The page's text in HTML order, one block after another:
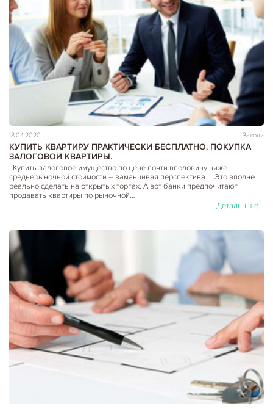
18.04.2020 Закони
КУПИТЬ КВАРТИРУ ПРАКТИЧЕСКИ БЕСПЛАТНО. ПОКУПКА
ЗАЛОГОВОЙ КВАРТИРЫ.
Купить залоговое имущество по цене почти вполовину ниже
среднерыночной стоимости – заманчивая перспектива. Это вполне
реально сделать на открытых торгах. А вот банки предпочитают
продавать квартиры по рыночной…
Детальніше...